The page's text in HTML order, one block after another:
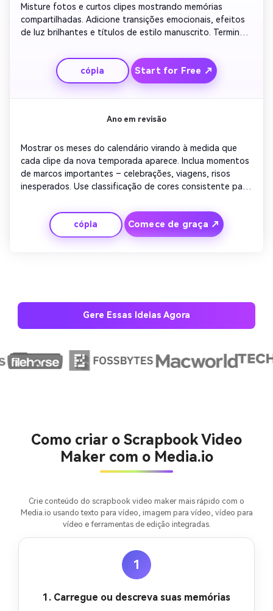
Misture fotos e curtos clipes mostrando memórias
compartilhadas. Adicione transições emocionais, efeitos
de luz brilhantes e títulos de estilo manuscrito. Terminar
uma atmosfera romântica ou de álbum de recortes com
tema familiar.
cópia Start for Free ↗
Ano em revisão
Mostrar os meses do calendário virando à medida que
cada clipe da nova temporada aparece. Inclua momentos
de marcos importantes – celebrações, viagens, risos
inesperados. Use classificação de cores consistente para
destaque de 2024, adicionando transições
cinematográficas para fazer a recapitulação em estilo de
álbum de recortes parecer completa e edificante.
cópia Comece de graça ↗
Gere Essas Ideias Agora
Como criar o Scrapbook Video
Maker com o Media.io
Crie conteúdo do scrapbook video maker mais rápido com o
Media.io usando texto para vídeo, imagem para vídeo, vídeo para
vídeo e ferramentas de edição integradas.
1
1. Carregue ou descreva suas memórias
IA sem limites.
100% grátis!